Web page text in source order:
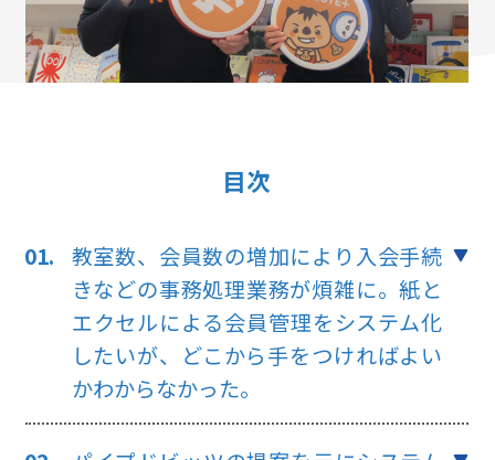
目次
教室数、会員数の増加により入会手続
きなどの事務処理業務が煩雑に。紙と
エクセルによる会員管理をシステム化
したいが、どこから手をつければよい
かわからなかった。